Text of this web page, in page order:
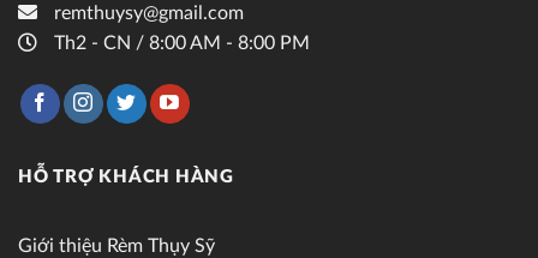
remthuysy@gmail.com
Th2 - CN / 8:00 AM - 8:00 PM
HỖ TRỢ KHÁCH HÀNG
Giới thiệu Rèm Thụy Sỹ